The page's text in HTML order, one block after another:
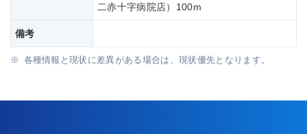
二赤十字病院店）100m
備考
各種情報と現状に差異がある場合は、現状優先となります。